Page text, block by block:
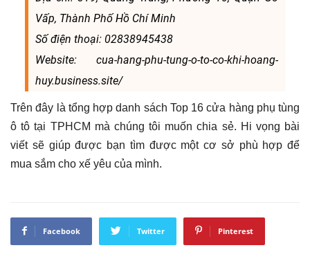
Vấp, Thành Phố Hồ Chí Minh
Số điện thoại: 02838945438
Website: cua-hang-phu-tung-o-to-co-khi-hoang-
huy.business.site/
Trên đây là tổng hợp danh sách Top 16 cửa hàng phụ tùng
ô tô tại TPHCM mà chúng tôi muốn chia sẻ. Hi vọng bài
viết sẽ giúp được bạn tìm được một cơ sở phù hợp để
mua sắm cho xế yêu của mình.
Facebook Twitter Pinterest